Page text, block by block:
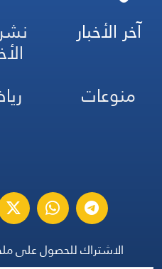
آخر الأخبار
منوعات
الاشتراك للحصول على